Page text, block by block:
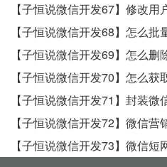
【子恒说微信开发67】修改用
【子恒说微信开发68】怎么批
【子恒说微信开发69】怎么删
【子恒说微信开发70】怎么获
【子恒说微信开发71】封装
【子恒说微信开发72】微信营
【子恒说微信开发73】微信短